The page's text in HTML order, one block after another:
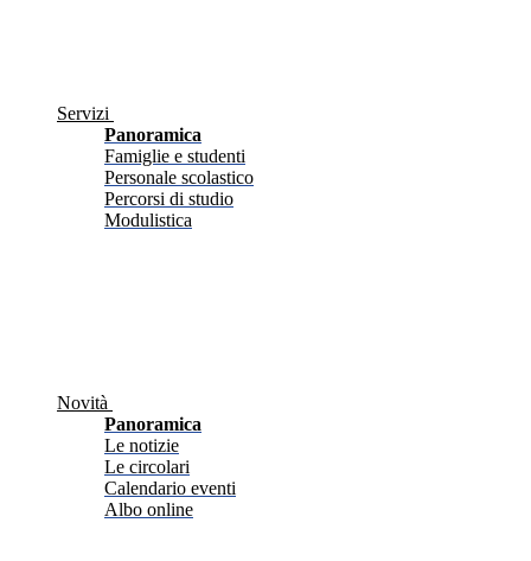
Servizi
Panoramica
Famiglie e studenti
Personale scolastico
Percorsi di studio
Modulistica
Novità
Panoramica
Le notizie
Le circolari
Calendario eventi
Albo online